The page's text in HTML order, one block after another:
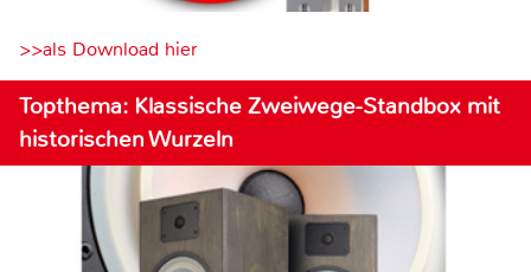
>>als Download hier
Topthema: Klassische Zweiwege-Standbox mit
historischen Wurzeln